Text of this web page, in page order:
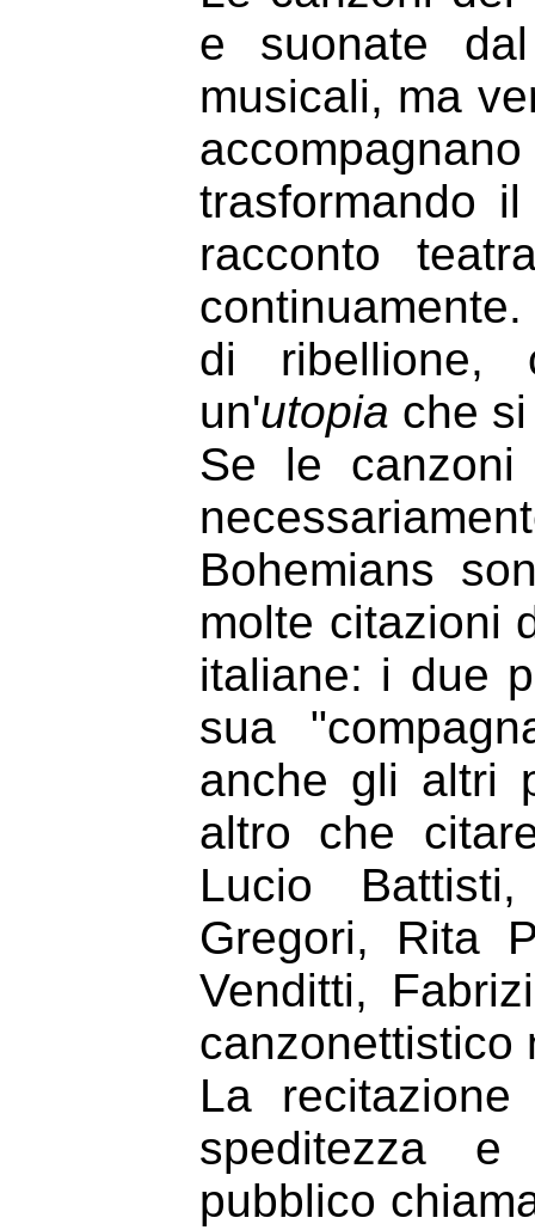
e suonate
musicali, ma
trasformando
racconto
di ribellione,
un'utopia che
Se le canzoni
Bohemians
molte citazioni
italiane: i due
sua
anche gli altri
altro che
Lucio
Gregori, Rita
Venditti,
canzonettistico
La
speditezza
pubblico